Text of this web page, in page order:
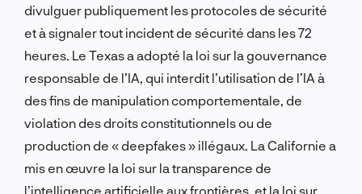
divulguer publiquement les protocoles de sécurité
et à signaler tout incident de sécurité dans les 72
heures. Le Texas a adopté la loi sur la gouvernance
responsable de l’IA, qui interdit l’utilisation de l’IA à
des fins de manipulation comportementale, de
violation des droits constitutionnels ou de
production de « deepfakes » illégaux. La Californie a
mis en œuvre la loi sur la transparence de
l’intelligence artificielle aux frontières, et la loi sur